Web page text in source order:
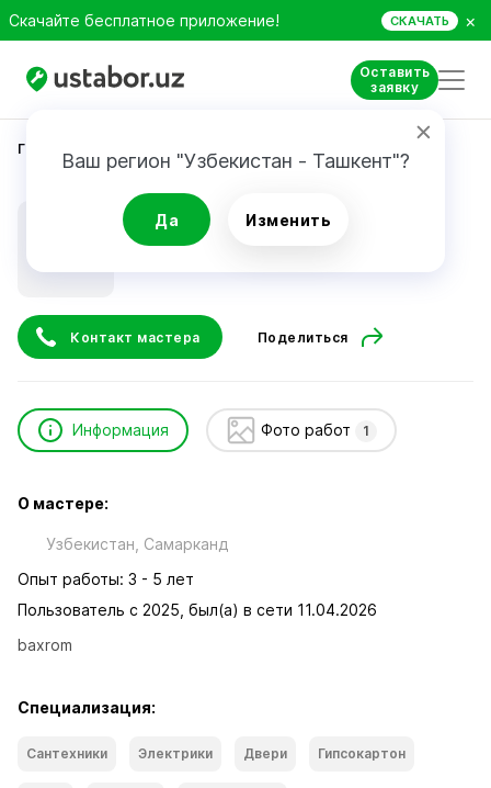
Скачайте бесплатное приложение! СКАЧАТЬ ×
Оставить
заявку
Ваш регион "Узбекистан - Ташкент"?
Да Изменить
Главная
shodiyev b.
Контакт мастера Поделиться
Информация Фото работ 1
О мастере:
Узбекистан, Самарканд
Опыт работы: 3 - 5 лет
Пользователь с 2025, был(а) в сети 11.04.2026
baxrom
Специализация:
Сантехники Электрики Двери Гипсокартон